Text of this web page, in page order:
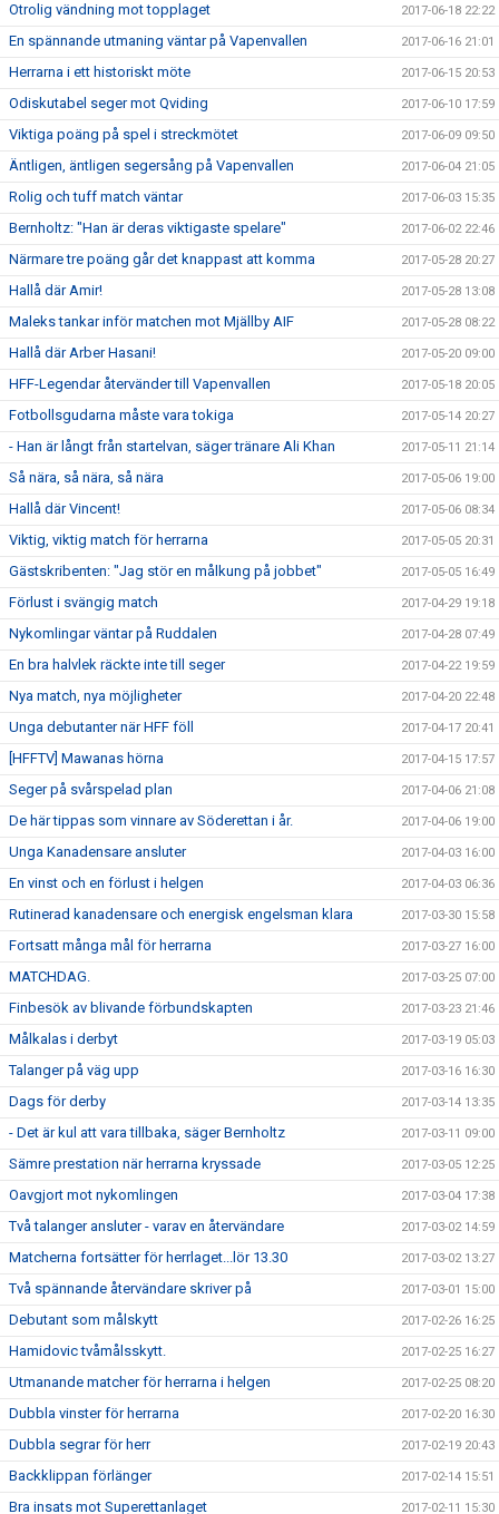
Otrolig vändning mot topplaget 2017-06-18 22:22
En spännande utmaning väntar på Vapenvallen 2017-06-16 21:01
Herrarna i ett historiskt möte 2017-06-15 20:53
Odiskutabel seger mot Qviding 2017-06-10 17:59
Viktiga poäng på spel i streckmötet 2017-06-09 09:50
Äntligen, äntligen segersång på Vapenvallen 2017-06-04 21:05
Rolig och tuff match väntar 2017-06-03 15:35
Bernholtz: "Han är deras viktigaste spelare" 2017-06-02 22:46
Närmare tre poäng går det knappast att komma 2017-05-28 20:27
Hallå där Amir! 2017-05-28 13:08
Maleks tankar inför matchen mot Mjällby AIF 2017-05-28 08:22
Hallå där Arber Hasani! 2017-05-20 09:00
HFF-Legendar återvänder till Vapenvallen 2017-05-18 20:05
Fotbollsgudarna måste vara tokiga 2017-05-14 20:27
- Han är långt från startelvan, säger tränare Ali Khan 2017-05-11 21:14
Så nära, så nära, så nära 2017-05-06 19:00
Hallå där Vincent! 2017-05-06 08:34
Viktig, viktig match för herrarna 2017-05-05 20:31
Gästskribenten: "Jag stör en målkung på jobbet" 2017-05-05 16:49
Förlust i svängig match 2017-04-29 19:18
Nykomlingar väntar på Ruddalen 2017-04-28 07:49
En bra halvlek räckte inte till seger 2017-04-22 19:59
Nya match, nya möjligheter 2017-04-20 22:48
Unga debutanter när HFF föll 2017-04-17 20:41
[HFFTV] Mawanas hörna 2017-04-15 17:57
Seger på svårspelad plan 2017-04-06 21:08
De här tippas som vinnare av Söderettan i år. 2017-04-06 19:00
Unga Kanadensare ansluter 2017-04-03 16:00
En vinst och en förlust i helgen 2017-04-03 06:36
Rutinerad kanadensare och energisk engelsman klara 2017-03-30 15:58
Fortsatt många mål för herrarna 2017-03-27 16:00
MATCHDAG. 2017-03-25 07:00
Finbesök av blivande förbundskapten 2017-03-23 21:46
Målkalas i derbyt 2017-03-19 05:03
Talanger på väg upp 2017-03-16 16:30
Dags för derby 2017-03-14 13:35
- Det är kul att vara tillbaka, säger Bernholtz 2017-03-11 09:00
Sämre prestation när herrarna kryssade 2017-03-05 12:25
Oavgjort mot nykomlingen 2017-03-04 17:38
Två talanger ansluter - varav en återvändare 2017-03-02 14:59
Matcherna fortsätter för herrlaget...lör 13.30 2017-03-02 13:27
Två spännande återvändare skriver på 2017-03-01 15:00
Debutant som målskytt 2017-02-26 16:25
Hamidovic tvåmålsskytt. 2017-02-25 16:27
Utmanande matcher för herrarna i helgen 2017-02-25 08:20
Dubbla vinster för herrarna 2017-02-20 16:30
Dubbla segrar för herr 2017-02-19 20:43
Backklippan förlänger 2017-02-14 15:51
Bra insats mot Superettanlaget 2017-02-11 15:30